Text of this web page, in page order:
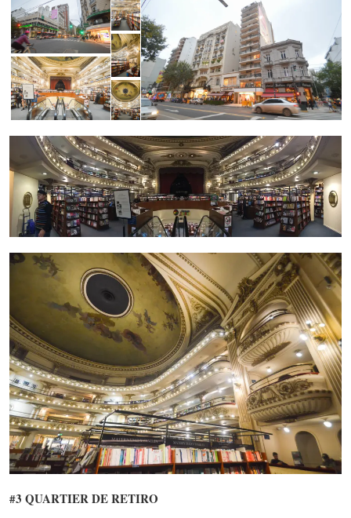
#3 QUARTIER DE RETIRO